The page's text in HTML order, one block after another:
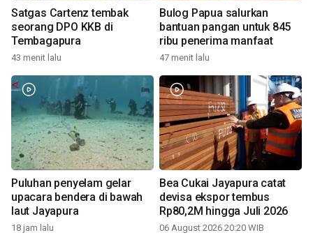
Satgas Cartenz tembak
seorang DPO KKB di
Tembagapura
43 menit lalu
Bulog Papua salurkan
bantuan pangan untuk 845
ribu penerima manfaat
47 menit lalu
Puluhan penyelam gelar
upacara bendera di bawah
laut Jayapura
18 jam lalu
Bea Cukai Jayapura catat
devisa ekspor tembus
Rp80,2M hingga Juli 2026
06 August 2026 20:20 WIB